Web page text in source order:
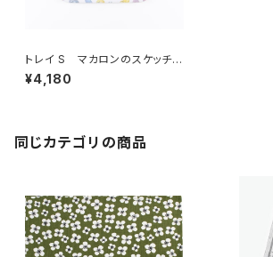
トレイ S マカロンのスケッチね
こたち / Lisa Larson リ
サ・ラーソン
¥4,180
同じカテゴリの商品